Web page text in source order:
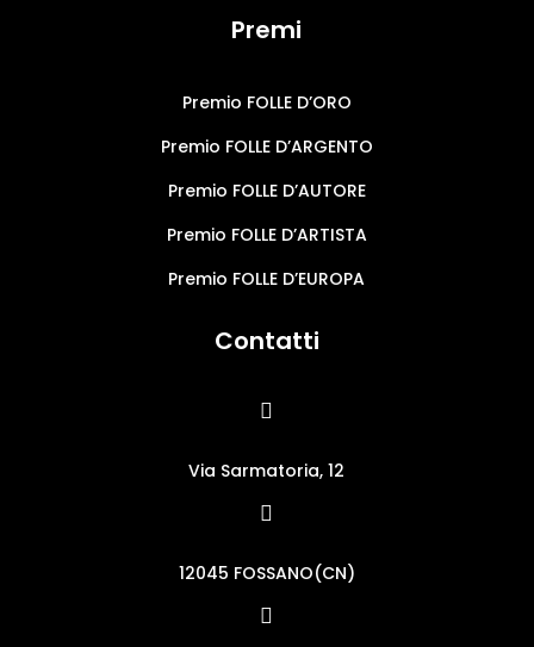
Premi
Premio FOLLE D’ORO
Premio FOLLE D’ARGENTO
Premio FOLLE D’AUTORE
Premio FOLLE D’ARTISTA
Premio FOLLE D’EUROPA
Contatti

Via Sarmatoria, 12

12045 FOSSANO(CN)
